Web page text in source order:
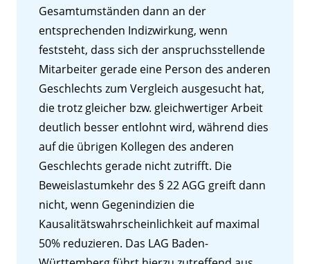
Gesamtumständen dann an der
entsprechenden Indizwirkung, wenn
feststeht, dass sich der anspruchsstellende
Mitarbeiter gerade eine Person des anderen
Geschlechts zum Vergleich ausgesucht hat,
die trotz gleicher bzw. gleichwertiger Arbeit
deutlich besser entlohnt wird, während dies
auf die übrigen Kollegen des anderen
Geschlechts gerade nicht zutrifft. Die
Beweislastumkehr des § 22 AGG greift dann
nicht, wenn Gegenindizien die
Kausalitätswahrscheinlichkeit auf maximal
50% reduzieren. Das LAG Baden-